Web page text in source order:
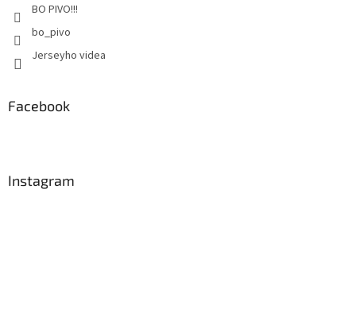
BO PIVO!!!
bo_pivo
Jerseyho videa
Facebook
Instagram